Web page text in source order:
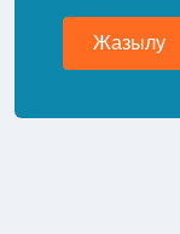
Жазылу